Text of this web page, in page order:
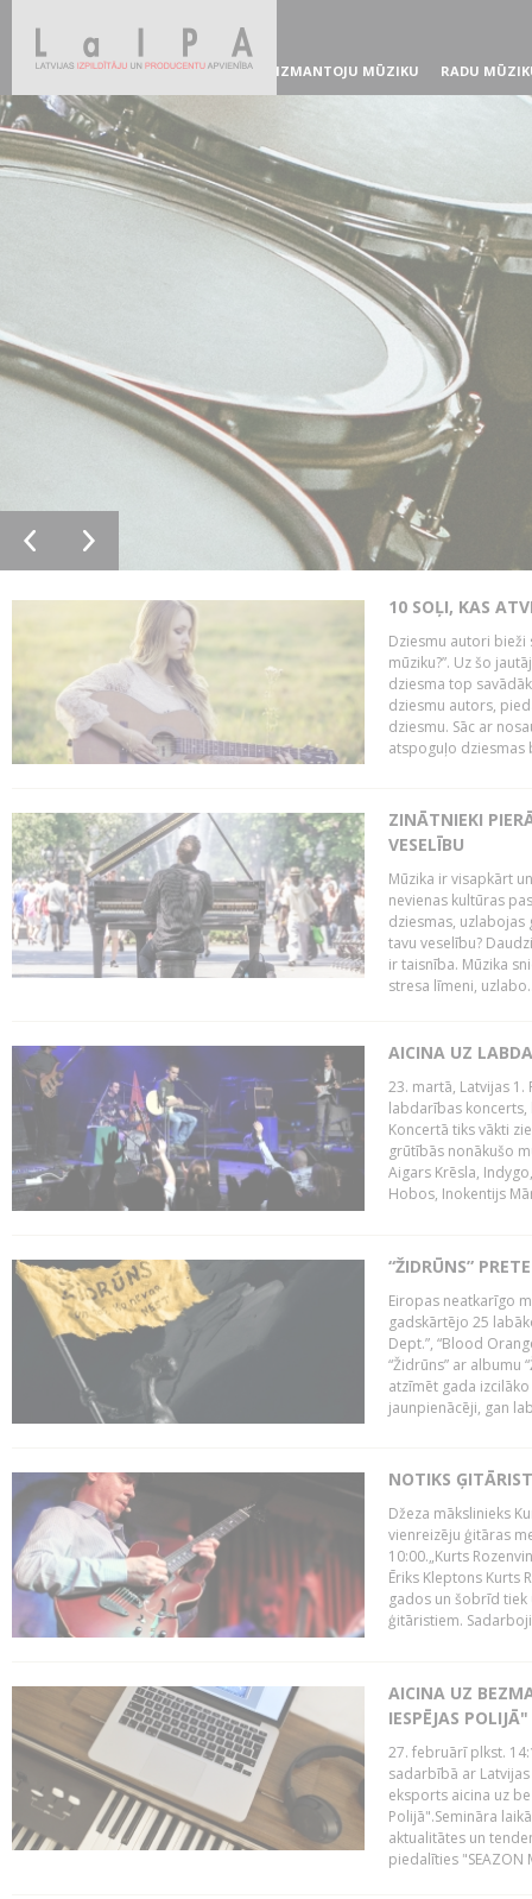
IZMANTOJU MŪZIKU RADU
10 SOĻI, KAS
Dziesmu autori bieži
mūziku?”. Uz šo
dziesma top
dziesmu autors,
dziesmu. Sāc ar
atspoguļo dziesmas
ZINĀTNIEKI
VESELĪBU
Mūzika ir visapkārt
nevienas kultūras
dziesmas, uzlabojas
tavu veselību?
ir taisnība. Mūzika
stresa līmeni,
AICINA UZ
23. martā, Latvijas 1.
labdarības koncerts,
Koncertā tiks vākti
grūtībās nonākušo
Aigars Krēsla,
Hobos, Inokentijs
“ŽIDRŪNS”
Eiropas neatkarīgo
gadskārtējo 25
Dept.”, “Blood
“Židrūns” ar albumu
atzīmēt gada
jaunpienācēji, gan
NOTIKS
Džeza mākslinieks
vienreizēju ģitāras
10:00.„Kurts
Ēriks Kleptons Kurts
gados un šobrīd
ģitāristiem.
AICINA UZ
IESPĒJAS POLIJĀ"
27. februārī plkst.
sadarbībā ar
eksports aicina uz
Polijā".Semināra
aktualitātes un
piedalīties "SEAZON